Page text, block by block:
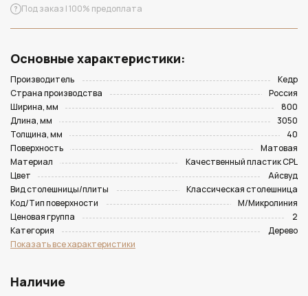
Под заказ | 100% предоплата
Основные характеристики:
Производитель
Кедр
Страна производства
Россия
Ширина, мм
800
Длина, мм
3050
Толщина, мм
40
Поверхность
Матовая
Материал
Качественный пластик CPL
Цвет
Айсвуд
Вид столешницы/плиты
Классическая столешница
Код/Тип поверхности
M/Микролиния
Ценовая группа
2
Категория
Дерево
Показать все характеристики
Наличие